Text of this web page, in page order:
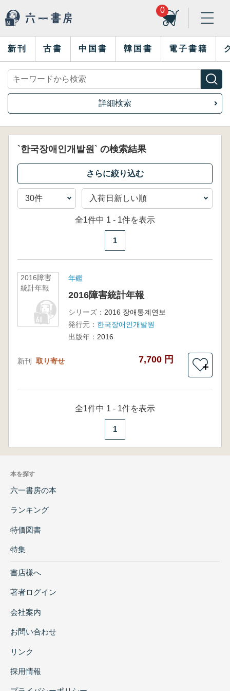
0
新刊 古書 中国書 韓国書 電子書籍
詳細検索
`한국장애인개발원` の検索結果
全1件中 1 - 1件を表示
1
2016障害
統計年報
年鑑
2016障害統計年報
シリーズ： 2016 장애통계연보
発行元： 한국장애인개발원
出版年： 2016
新刊 取り寄せ 7,700 円
＋
全1件中 1 - 1件を表示
1
本を探す
六一書房の本
ランキング
特価図書
特集
書店様へ
著者ログイン
会社案内
お問い合わせ
リンク
採用情報